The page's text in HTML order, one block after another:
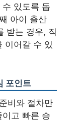
있도록 돕
아이 출산
받는 경우, 직
이어갈 수 있
포인트
비와 절차만
고 빠른 승